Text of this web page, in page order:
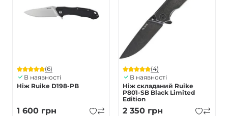
(6)
В наявності
Ніж Ruike D198-PB
1 600 грн
(4)
В наявності
Ніж складаний Ruike
P801-SB Black Limited
Edition
2 350 грн